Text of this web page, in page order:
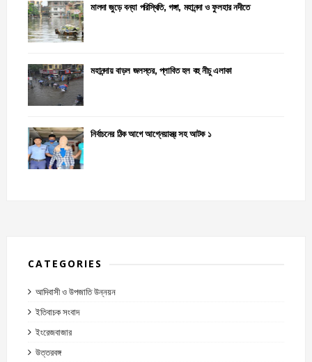
মালদা জুড়ে বন্যা পরিস্থিতি, গঙ্গা, মহানন্দা ও ফুলহার নদীতে
মহানন্দায় বাড়ল জলস্তর, প্লাবিত হল বহু নীচু এলাকা
নির্বাচনের ঠিক আগে আগ্নেয়াস্ত্র সহ আটক ১
CATEGORIES
আদিবাসী ও উপজাতি উন্নয়ন
ইতিবাচক সংবাদ
ইংরেজবাজার
উত্তরবঙ্গ